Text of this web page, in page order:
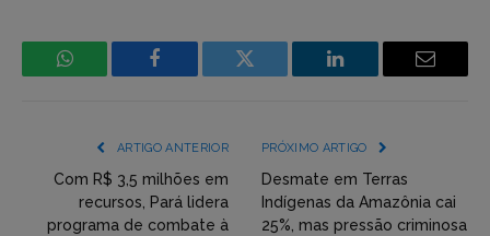
WhatsApp Facebook
Incorpore
(YouTube,
Twitter,
Flickr
LinkedIn Email
ARTIGO ANTERIOR
Com R$ 3,5 milhões em
recursos, Pará lidera
programa de combate à
PRÓXIMO ARTIGO
Desmate em Terras
Indígenas da Amazônia cai
25%, mas pressão criminosa